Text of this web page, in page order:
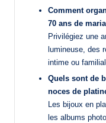
Comment
70 ans de
Privilégiez une
lumineuse, des
intime ou
Quels sont de
noces de
Les bijoux en
les albums